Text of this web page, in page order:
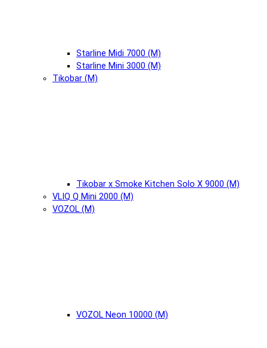
Starline Midi 7000 (М)
Starline Mini 3000 (М)
Tikobar (М)
Tikobar x Smoke Kitchen Solo X 9000 (М)
VLIQ Q Mini 2000 (М)
VOZOL (М)
VOZOL Neon 10000 (М)